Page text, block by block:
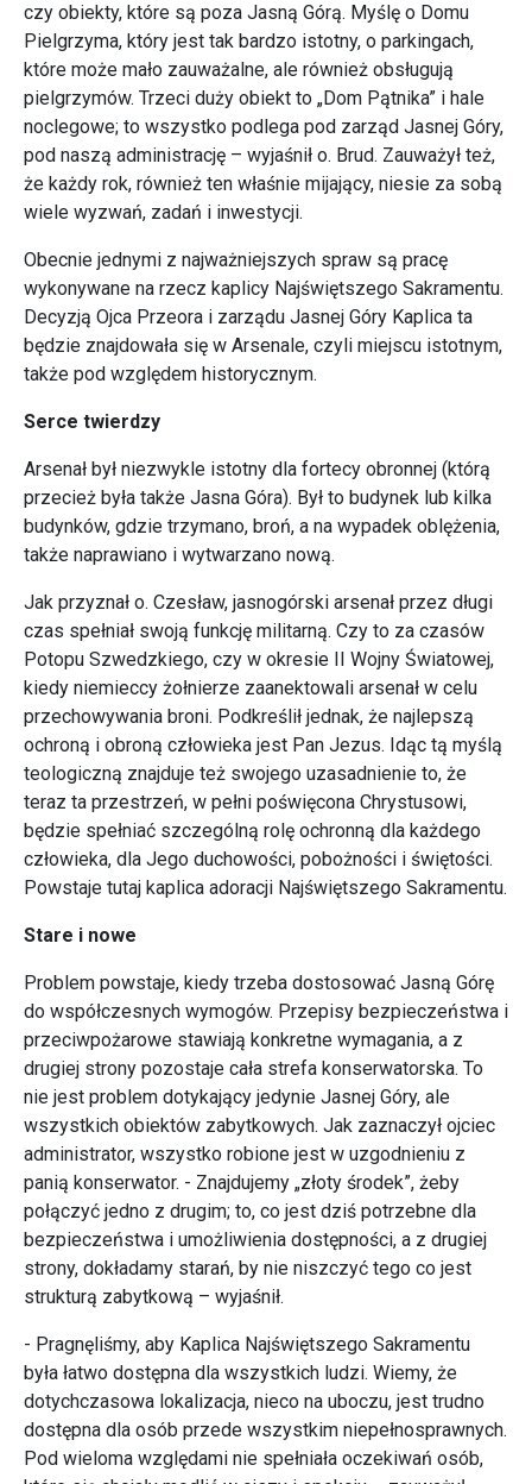
czy obiekty, które są poza Jasną Górą. Myślę o Domu
Pielgrzyma, który jest tak bardzo istotny, o parkingach,
które może mało zauważalne, ale również obsługują
pielgrzymów. Trzeci duży obiekt to „Dom Pątnika” i hale
noclegowe; to wszystko podlega pod zarząd Jasnej Góry,
pod naszą administrację – wyjaśnił o. Brud. Zauważył też,
że każdy rok, również ten właśnie mijający, niesie za sobą
wiele wyzwań, zadań i inwestycji.
Obecnie jednymi z najważniejszych spraw są pracę
wykonywane na rzecz kaplicy Najświętszego Sakramentu.
Decyzją Ojca Przeora i zarządu Jasnej Góry Kaplica ta
będzie znajdowała się w Arsenale, czyli miejscu istotnym,
także pod względem historycznym.
Serce twierdzy
Arsenał był niezwykle istotny dla fortecy obronnej (którą
przecież była także Jasna Góra). Był to budynek lub kilka
budynków, gdzie trzymano, broń, a na wypadek oblężenia,
także naprawiano i wytwarzano nową.
Jak przyznał o. Czesław, jasnogórski arsenał przez długi
czas spełniał swoją funkcję militarną. Czy to za czasów
Potopu Szwedzkiego, czy w okresie II Wojny Światowej,
kiedy niemieccy żołnierze zaanektowali arsenał w celu
przechowywania broni. Podkreślił jednak, że najlepszą
ochroną i obroną człowieka jest Pan Jezus. Idąc tą myślą
teologiczną znajduje też swojego uzasadnienie to, że
teraz ta przestrzeń, w pełni poświęcona Chrystusowi,
będzie spełniać szczególną rolę ochronną dla każdego
człowieka, dla Jego duchowości, pobożności i świętości.
Powstaje tutaj kaplica adoracji Najświętszego Sakramentu.
Stare i nowe
Problem powstaje, kiedy trzeba dostosować Jasną Górę
do współczesnych wymogów. Przepisy bezpieczeństwa i
przeciwpożarowe stawiają konkretne wymagania, a z
drugiej strony pozostaje cała strefa konserwatorska. To
nie jest problem dotykający jedynie Jasnej Góry, ale
wszystkich obiektów zabytkowych. Jak zaznaczył ojciec
administrator, wszystko robione jest w uzgodnieniu z
panią konserwator. - Znajdujemy „złoty środek”, żeby
połączyć jedno z drugim; to, co jest dziś potrzebne dla
bezpieczeństwa i umożliwienia dostępności, a z drugiej
strony, dokładamy starań, by nie niszczyć tego co jest
strukturą zabytkową – wyjaśnił.
- Pragnęliśmy, aby Kaplica Najświętszego Sakramentu
była łatwo dostępna dla wszystkich ludzi. Wiemy, że
dotychczasowa lokalizacja, nieco na uboczu, jest trudno
dostępna dla osób przede wszystkim niepełnosprawnych.
Pod wieloma względami nie spełniała oczekiwań osób,